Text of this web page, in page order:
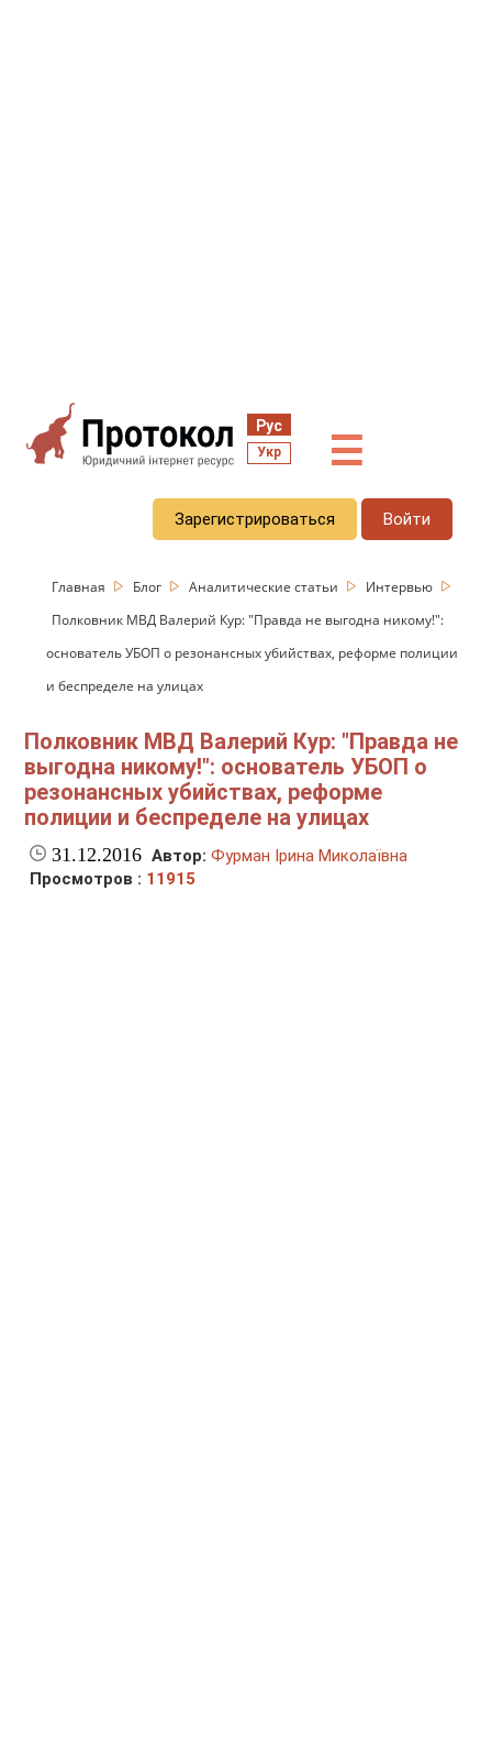
Рус
Укр ☰
Зарегистрироваться Войти
Главная Блог Аналитические статьи
Интервью
Полковник МВД Валерий Кур: "Правда не выгодна никому!":
основатель УБОП о резонансных убийствах, реформе полиции
и беспределе на улицах
Полковник МВД Валерий Кур: "Правда не
выгодна никому!": основатель УБОП о
резонансных убийствах, реформе
полиции и беспределе на улицах
31.12.2016 Автор: Фурман Ірина Миколаївна
Просмотров : 11915